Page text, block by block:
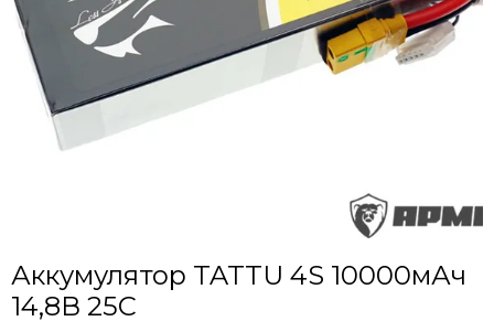
Аккумулятор TATTU 4S 10000мАч
14,8В 25C